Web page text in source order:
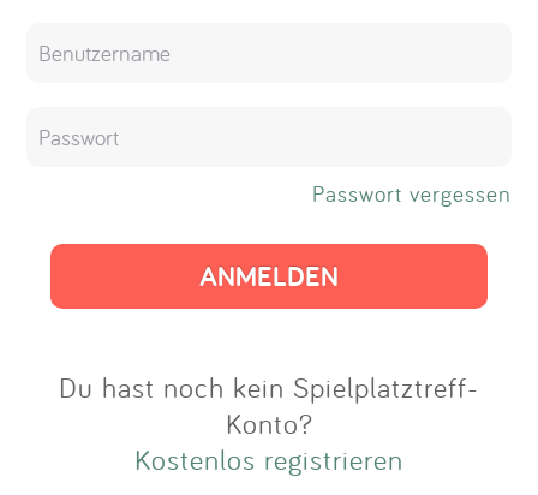
Passwort vergessen
Du hast noch kein Spielplatztreff-
Konto?
Kostenlos registrieren